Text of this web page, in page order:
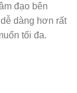
đạo bên
dàng hơn rất
tối đa.